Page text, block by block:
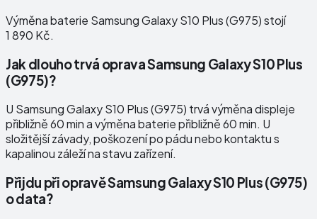
Výměna baterie Samsung Galaxy S10 Plus (G975) stojí
1 890 Kč.
Jak dlouho trvá oprava Samsung Galaxy S10 Plus
(G975)?
U Samsung Galaxy S10 Plus (G975) trvá výměna displeje
přibližně 60 min a výměna baterie přibližně 60 min. U
složitější závady, poškození po pádu nebo kontaktu s
kapalinou záleží na stavu zařízení.
Přijdu při opravě Samsung Galaxy S10 Plus (G975)
o data?